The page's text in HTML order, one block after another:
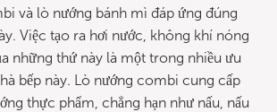
và lò nướng bánh mì đáp ứng đúng
Việc tạo ra hơi nước, không khí nóng
những thứ này là một trong nhiều ưu
bếp này. Lò nướng combi cung cấp
thực phẩm, chẳng hạn như nấu, nấu